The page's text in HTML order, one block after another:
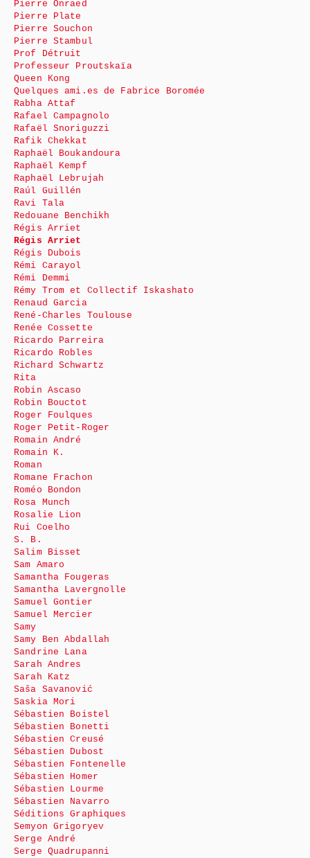
Pierre Onraed
Pierre Plate
Pierre Souchon
Pierre Stambul
Prof Détruit
Professeur Proutskaïa
Queen Kong
Quelques ami.es de Fabrice Boromée
Rabha Attaf
Rafael Campagnolo
Rafaël Snoriguzzi
Rafik Chekkat
Raphaël Boukandoura
Raphaël Kempf
Raphaël Lebrujah
Raúl Guillén
Ravi Tala
Redouane Benchikh
Régis Arriet
Régis Arriet
Régis Dubois
Rémi Carayol
Rémi Demmi
Rémy Trom et Collectif Iskashato
Renaud Garcia
René-Charles Toulouse
Renée Cossette
Ricardo Parreira
Ricardo Robles
Richard Schwartz
Rita
Robin Ascaso
Robin Bouctot
Roger Foulques
Roger Petit-Roger
Romain André
Romain K.
Roman
Romane Frachon
Roméo Bondon
Rosa Munch
Rosalie Lion
Rui Coelho
S. B.
Salim Bisset
Sam Amaro
Samantha Fougeras
Samantha Lavergnolle
Samuel Gontier
Samuel Mercier
Samy
Samy Ben Abdallah
Sandrine Lana
Sarah Andres
Sarah Katz
Saša Savanović
Saskia Mori
Sébastien Boistel
Sébastien Bonetti
Sébastien Creusé
Sébastien Dubost
Sébastien Fontenelle
Sébastien Homer
Sébastien Lourme
Sébastien Navarro
Séditions Graphiques
Semyon Grigoryev
Serge André
Serge Quadrupanni